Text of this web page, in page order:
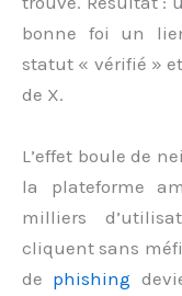
bonne foi un
statut « vérifié »
de X.
L’effet boule de
la plateforme
milliers
cliquent sans
de phishing